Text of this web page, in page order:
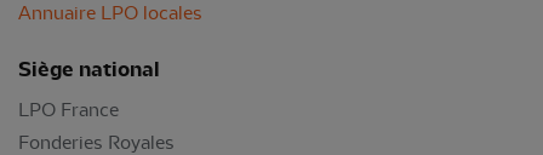
Annuaire LPO locales
Siège national
LPO France
Fonderies Royales